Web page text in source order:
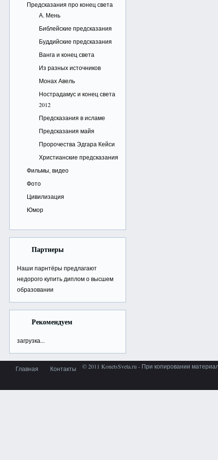
Предсказания про конец света
А. Мень
Библейские предсказания
Буддийские предсказания
Ванга и конец света
Из разных источников
Монах Авель
Нострадамус и конец света
2012
Предсказания в исламе
Предсказания майя
Пророчества Эдгара Кейси
Христианские предсказания
Фильмы, видео
Фото
Цивилизация
Юмор
Партнеры
Наши парнтёры предлагают
недорогокупить диплом о высшем
образовании
Рекомендуем
загрузка...
Главная Контакты © 2011 KonetsSveta.ru - При копировании